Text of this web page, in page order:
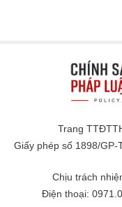
Trang
Giấy phép số 1898/
Chịu trách
Điện thoại: